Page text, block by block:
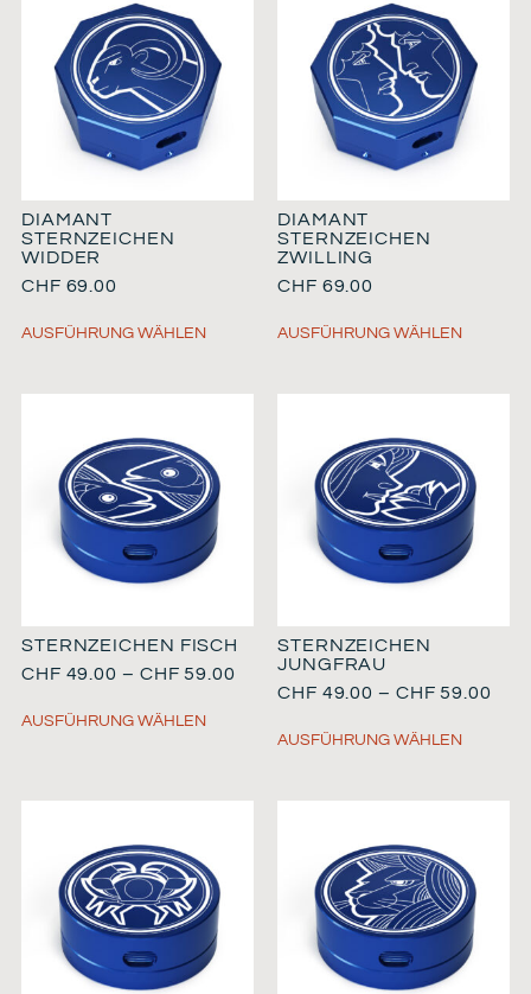
DIAMANT
STERNZEICHEN
WIDDER
CHF 69.00
AUSFÜHRUNG WÄHLEN
DIAMANT
STERNZEICHEN
ZWILLING
CHF 69.00
AUSFÜHRUNG WÄHLEN
STERNZEICHEN FISCH
CHF 49.00 – CHF 59.00
AUSFÜHRUNG WÄHLEN
STERNZEICHEN
JUNGFRAU
CHF 49.00 – CHF 59.00
AUSFÜHRUNG WÄHLEN